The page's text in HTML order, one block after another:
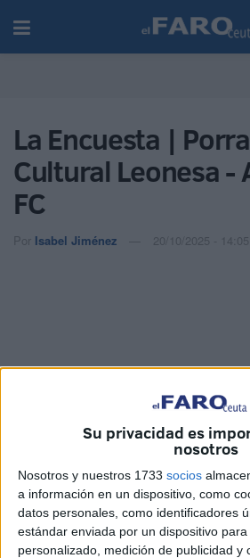
Su privacidad es
nosotros
Nosotros y nuestros 1733 socios
a información en un dispositivo, como
datos personales, como identificadores
estándar enviada por un dispositivo
personalizado, medición de publicidad y
La Encuesta |
Cultural Leonesa -
FC
Por Isabel Jiménez 20/10/2025 - 14:05
Imágenes: FaroTV